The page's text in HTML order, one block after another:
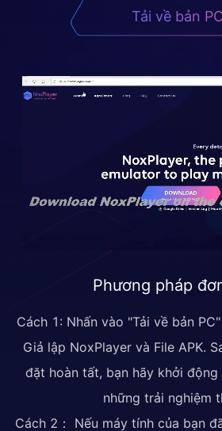
Tải về bản PC
Phương pháp
Cách 1: Nhấn vào "Tải về bản
Giả lập NoxPlayer và File APK.
đặt hoàn tất, bạn hãy khởi
những trải nghiệm
Cách 2： Nếu máy tính của bạn